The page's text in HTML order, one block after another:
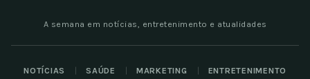
A semana em notícias, entretenimento e atualidades
NOTÍCIAS SAÚDE MARKETING ENTRETENIMENTO